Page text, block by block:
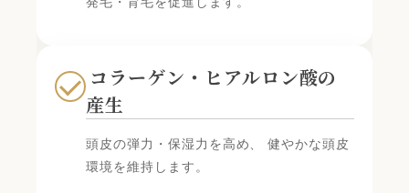
コラーゲン・ヒアルロン酸の
産生
頭皮の弾力・保湿力を高め、 健やかな頭皮
環境を維持します。